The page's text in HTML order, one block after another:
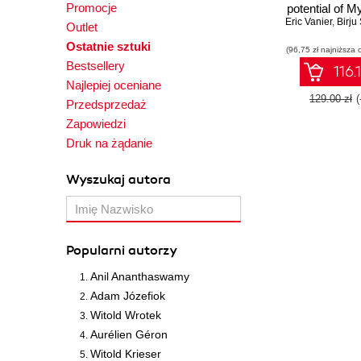
Promocje
Outlet
Ostatnie sztuki
Bestsellery
Najlepiej oceniane
Przedsprzedaż
Zapowiedzi
Druk na żądanie
Wyszukaj autora
Popularni autorzy
Anil Ananthaswamy
Adam Józefiok
Witold Wrotek
Aurélien Géron
Witold Krieser
potential of
ensure
Eric Vanier, Birju
(96,75 zł najniższa
129.00 zł